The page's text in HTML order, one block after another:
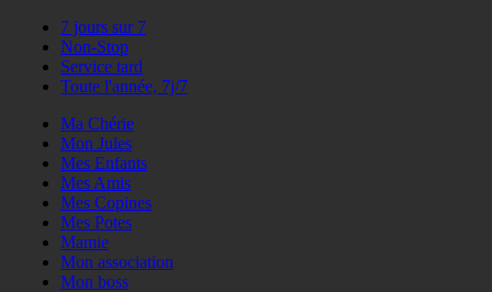
7 jours sur 7
Non-Stop
Service tard
Toute l'année, 7j/7
Ma Chérie
Mon Jules
Mes Enfants
Mes Amis
Mes Copines
Mes Potes
Mamie
Mon association
Mon boss